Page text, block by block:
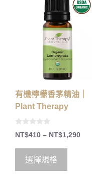
有機檸檬香茅精油｜
Plant Therapy
0
o
t
5
NT$410 – NT$1,290
選擇規格